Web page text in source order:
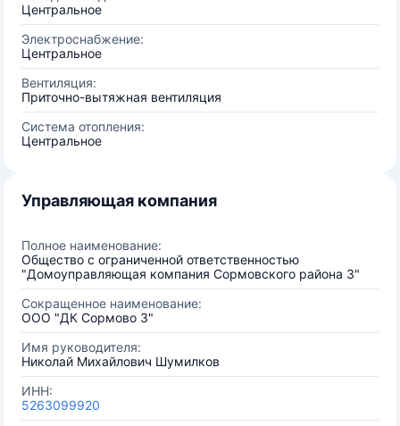
Центральное
Электроснабжение:
Центральное
Вентиляция:
Приточно-вытяжная вентиляция
Система отопления:
Центральное
Управляющая компания
Полное наименование:
Общество с ограниченной ответственностью
"Домоуправляющая компания Сормовского района 3"
Сокращенное наименование:
ООО "ДК Сормово 3"
Имя руководителя:
Николай Михайлович Шумилков
ИНН:
5263099920